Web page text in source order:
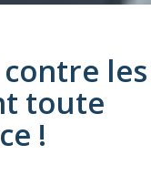
contre les
toute
!